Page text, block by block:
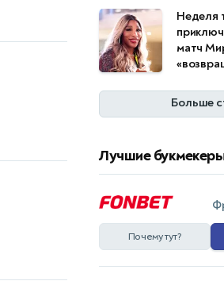
Неделя
матч
Больше
Лучшие
Почему тут?